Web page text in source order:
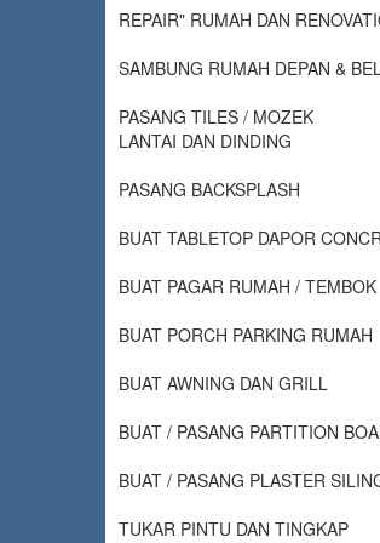
REPAIR" RUMAH DAN
SAMBUNG RUMAH DEPAN &
PASANG TILES / MOZEK
LANTAI DAN DINDING
PASANG BACKSPLASH
BUAT TABLETOP DAPOR
BUAT PAGAR RUMAH / TEMBOK
BUAT PORCH PARKING RUMAH
BUAT AWNING DAN GRILL
BUAT / PASANG PARTITION
BUAT / PASANG PLASTER
TUKAR PINTU DAN TINGKAP